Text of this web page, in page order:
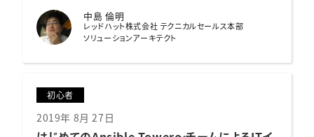
中島 倫明
レッドハット株式会社 テクニカルセールス本部
ソリューションアーキテクト
初心者
2019年 8月 27日